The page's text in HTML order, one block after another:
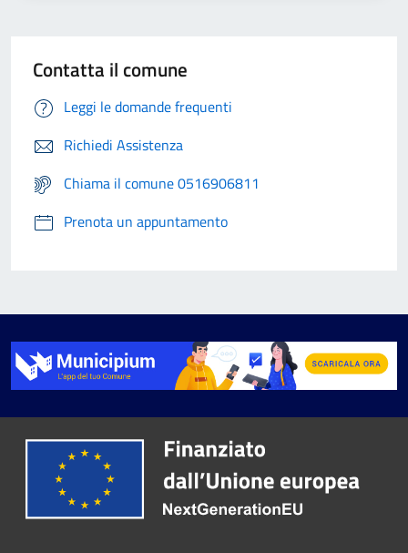
Contatta il comune
Leggi le domande frequenti
Richiedi Assistenza
Chiama il comune 0516906811
Prenota un appuntamento